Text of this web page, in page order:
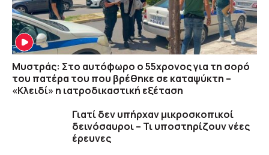
Μυστράς: Στο αυτόφωρο ο 55χρονος για τη σορό
του πατέρα του που βρέθηκε σε καταψύκτη –
«Κλειδί» η ιατροδικαστική εξέταση
Γιατί δεν υπήρχαν μικροσκοπικοί
δεινόσαυροι – Τι υποστηρίζουν νέες
έρευνες